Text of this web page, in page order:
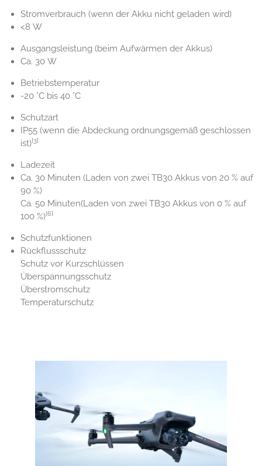
Stromverbrauch (wenn der Akku nicht geladen wird)
<8 W
Ausgangsleistung (beim Aufwärmen der Akkus)
Ca. 30 W
Betriebstemperatur
-20 °C bis 40 °C
Schutzart
IP55 (wenn die Abdeckung ordnungsgemäß geschlossen
ist)[3]
Ladezeit
Ca. 30 Minuten (Laden von zwei TB30 Akkus von 20 % auf
90 %)
Ca. 50 Minuten(Laden von zwei TB30 Akkus von 0 % auf
100 %)[6]
Schutzfunktionen
Rückflussschutz
Schutz vor Kurzschlüssen
Überspannungsschutz
Überstromschutz
Temperaturschutz